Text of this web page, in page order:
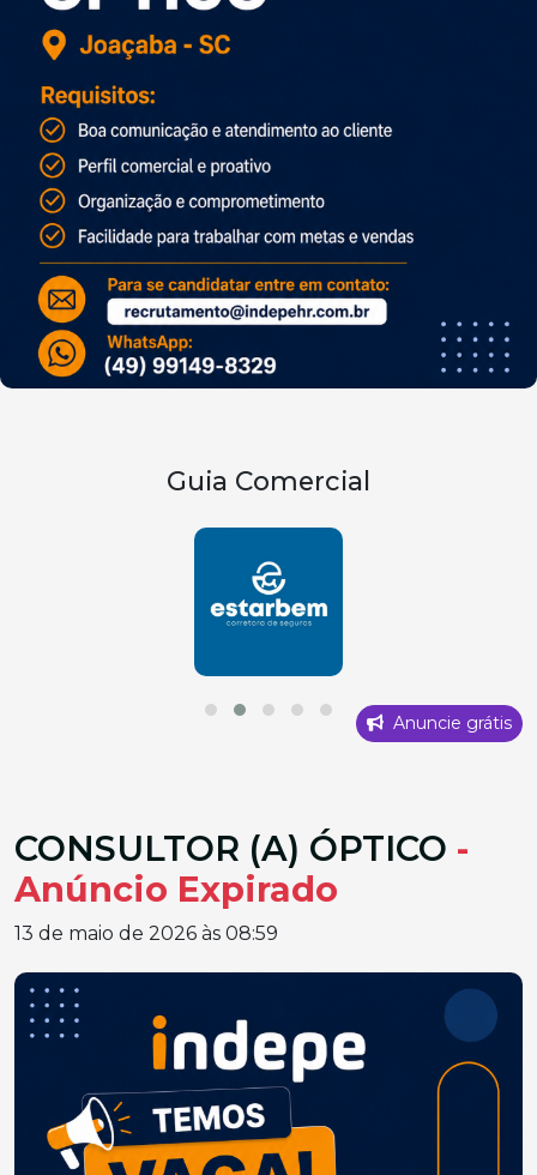
Guia Comercial
Anuncie grátis
CONSULTOR (A) ÓPTICO -
Anúncio Expirado
13 de maio de 2026 às 08:59